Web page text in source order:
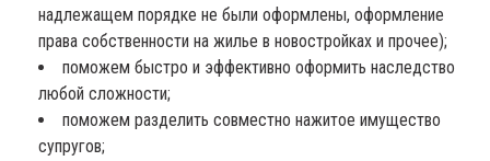
надлежащем порядке не были оформлены, оформление
права собственности на жилье в новостройках и прочее);
поможем быстро и эффективно оформить наследство
любой сложности;
поможем разделить совместно нажитое имущество
супругов;